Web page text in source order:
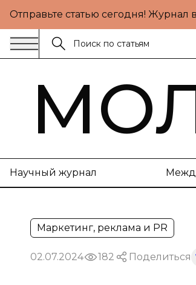
Отправьте статью сегодня! Журнал
Научный журнал
Маркетинг, реклама и PR
02.07.2024 182 Поделиться